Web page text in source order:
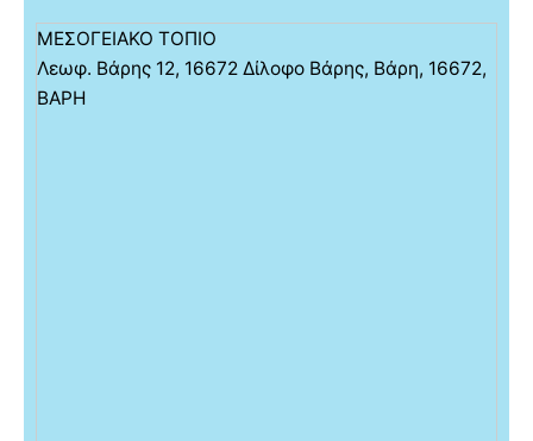
ΜΕΣΟΓΕΙΑΚΟ ΤΟΠΙΟ
Λεωφ. Βάρης 12, 16672 Δίλοφο Βάρης, Βάρη, 16672,
ΒΑΡΗ